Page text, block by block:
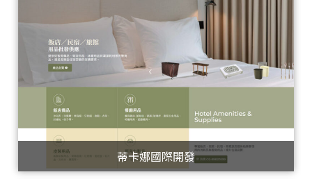
蒂卡娜國際開發